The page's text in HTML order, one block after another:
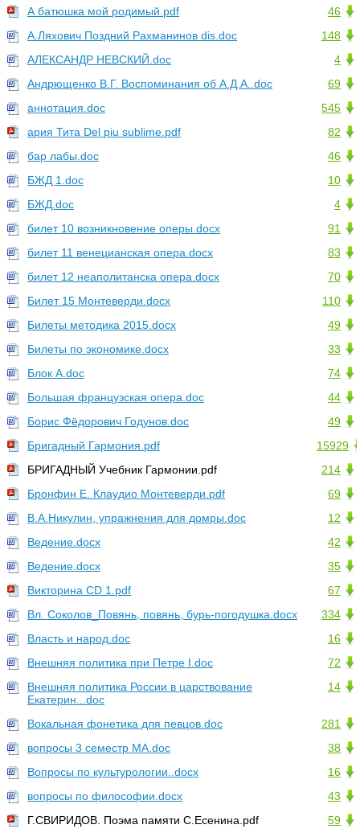
46
А батюшка мой родимый.pdf
148
А.Ляхович Поздний Рахманинов dis.doc
4
АЛЕКСАНДР НЕВСКИЙ.doc
69
Андрющенко В.Г. Воспоминания об А.Д.А..doc
545
аннотация.doc
82
ария Тита Del piu sublime.pdf
46
бар лабы.doc
10
БЖД 1.doc
4
БЖД.doc
91
билет 10 возникновение оперы.docx
83
билет 11 венецианская опера.docx
70
билет 12 неаполитанска опера.docx
110
Билет 15 Монтеверди.docx
49
Билеты методика 2015.docx
33
Билеты по экономике.docx
74
Блок А.doc
44
Большая французская опера.doc
49
Борис Фёдорович Годунов.doc
15929
Бригадный Гармония.pdf
214
БРИГАДНЫЙ Учебник Гармонии.pdf
69
Бронфин Е. Клаудио Монтеверди.pdf
12
В.А.Никулин, упражнения для домры.doc
42
Ведение.docx
35
Ведение.docx
67
Викторина CD 1.pdf
334
Вл. Соколов_Повянь, повянь, бурь-погодушка.docx
16
Власть и народ.doc
72
Внешняя политика при Петре I.doc
14
Внешняя политика России в царствование
Екатерин...doc
281
Вокальная фонетика для певцов.doc
38
вопросы 3 семестр МА.doc
16
Вопросы по культурологии..docx
43
вопросы по философии.docx
59
Г.СВИРИДОВ. Поэма памяти С.Есенина.pdf